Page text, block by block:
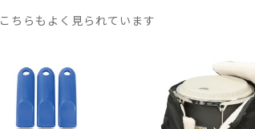
こちらもよく見られています